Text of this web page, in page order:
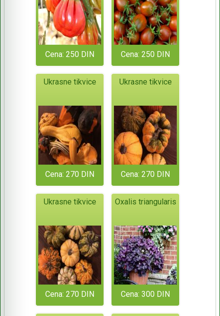
Cena: 250 DIN Cena: 250 DIN
Ukrasne tikvice
Cena: 270 DIN
Ukrasne tikvice
Cena: 270 DIN
Ukrasne tikvice
Cena: 270 DIN
Oxalis triangularis
Cena: 300 DIN